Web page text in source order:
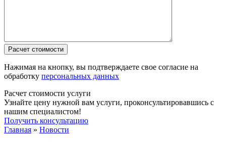
Нажимая на кнопку, вы подтверждаете свое согласие на
обработку персональных данных
Расчет стоимости услуги
Узнайте цену нужной вам услуги, проконсультировавшись с
нашим специалистом!
Получить консультацию
Главная » Новости